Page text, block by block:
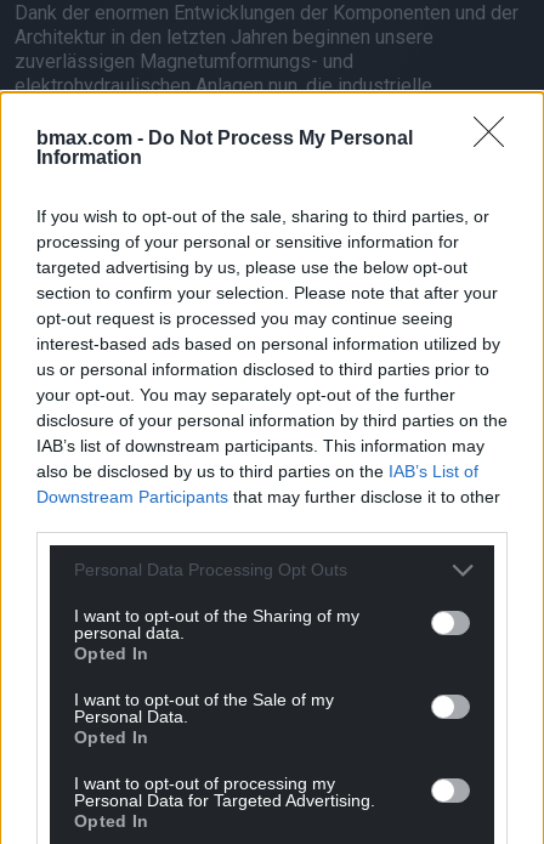
bmax.com - Do Not Process My Personal
Information
If you wish to opt-out of the sale, sharing to third parties, or
processing of your personal or sensitive information for
targeted advertising by us, please use the below opt-out
section to confirm your selection. Please note that after your
opt-out request is processed you may continue seeing
interest-based ads based on personal information utilized by
us or personal information disclosed to third parties prior to
your opt-out. You may separately opt-out of the further
disclosure of your personal information by third parties on the
IAB’s list of downstream participants. This information may
also be disclosed by us to third parties on the IAB’s List of
Downstream Participants that may further disclose it to other
Personal Data Processing Opt Outs
I want to opt-out of the Sharing of my
personal data.
Opted In
I want to opt-out of the Sale of my
Personal Data.
Opted In
I want to opt-out of processing my
Personal Data for Targeted Advertising.
Opted In
Dank der enormen Entwicklungen der Komponenten und der
Architektur in den letzten Jahren beginnen unsere
zuverlässigen Magnetumformungs- und
elektrohydraulischen Anlagen nun, die industrielle
Hersteller, Kunden und die Umwelt.
Über die Technik
Magnetumformungsanlagen (MPF)
Hier werden elektrische Impulse verwendet, um gepulste,
starke Magnetfelder zu erzeugen, die genutzt werden, um
Metallteile auf Geschwindigkeiten von bis zu 500 Metern
pro Sekunde zu beschleunigen. Bei solchen
Zustand über, in dem es ein flüssigkeitsähnliches Verhalten
annimmt. Dies ermöglicht hochpräzises Schweißen (MPW),
Vorteilen gegenüber herkömmlichen Verfahren.
Elektrohydraulische Umformanlagen (EHF)
Gepulste Energie wird dazu genutzt, starke Schockwellen in
einer flüssigen Umgebung zu erzeugen. Diese Schockwellen
werden verwendet, um Metalle bei hohen Geschwindigkeiten
für elektrohydraulische Umformanwendungen zu pressen.